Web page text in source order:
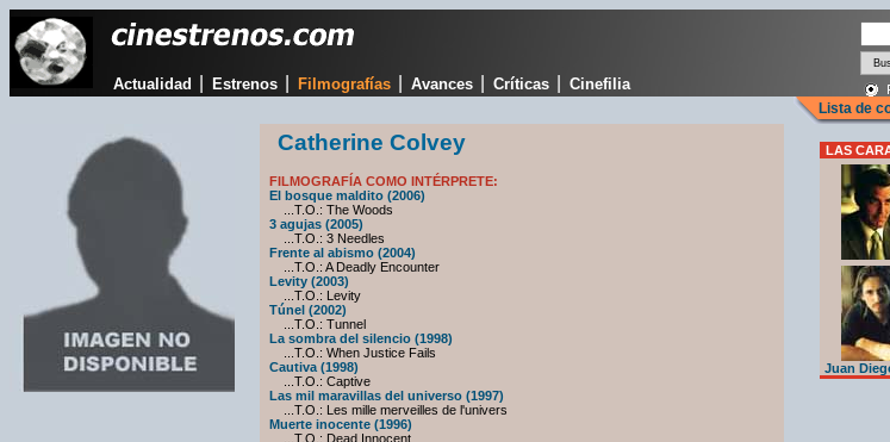
Actualidad Estrenos Filmografías Avances Críticas Cinefilia
Lista de
Catherine Colvey
FILMOGRAFÍA COMO INTÉRPRETE:
El bosque maldito (2006)
...T.O.: The Woods
3 agujas (2005)
...T.O.: 3 Needles
Frente al abismo (2004)
...T.O.: A Deadly Encounter
Levity (2003)
...T.O.: Levity
Túnel (2002)
...T.O.: Tunnel
La sombra del silencio (1998)
...T.O.: When Justice Fails
Cautiva (1998)
...T.O.: Captive
Las mil maravillas del universo (1997)
...T.O.: Les mille merveilles de l'univers
Muerte inocente (1996)
...T.O.: Dead Innocent
LAS
Juan